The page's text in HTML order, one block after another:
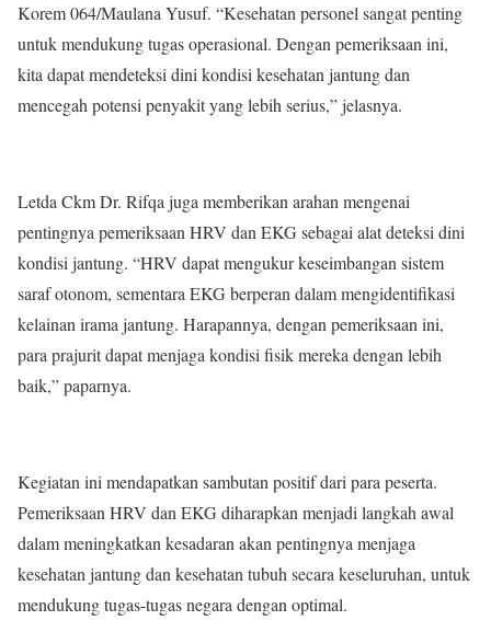
Korem 064/Maulana Yusuf. “Kesehatan personel sangat penting
untuk mendukung tugas operasional. Dengan pemeriksaan ini,
kita dapat mendeteksi dini kondisi kesehatan jantung dan
mencegah potensi penyakit yang lebih serius,” jelasnya.
Letda Ckm Dr. Rifqa juga memberikan arahan mengenai
pentingnya pemeriksaan HRV dan EKG sebagai alat deteksi dini
kondisi jantung. “HRV dapat mengukur keseimbangan sistem
saraf otonom, sementara EKG berperan dalam mengidentifikasi
kelainan irama jantung. Harapannya, dengan pemeriksaan ini,
para prajurit dapat menjaga kondisi fisik mereka dengan lebih
baik,” paparnya.
Kegiatan ini mendapatkan sambutan positif dari para peserta.
Pemeriksaan HRV dan EKG diharapkan menjadi langkah awal
dalam meningkatkan kesadaran akan pentingnya menjaga
kesehatan jantung dan kesehatan tubuh secara keseluruhan, untuk
mendukung tugas-tugas negara dengan optimal.